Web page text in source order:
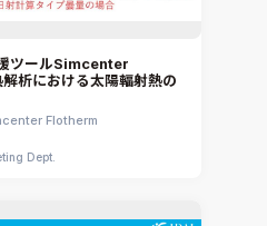
ツールSimcenter
析における太陽輻射熱の
Flotherm
Dept.